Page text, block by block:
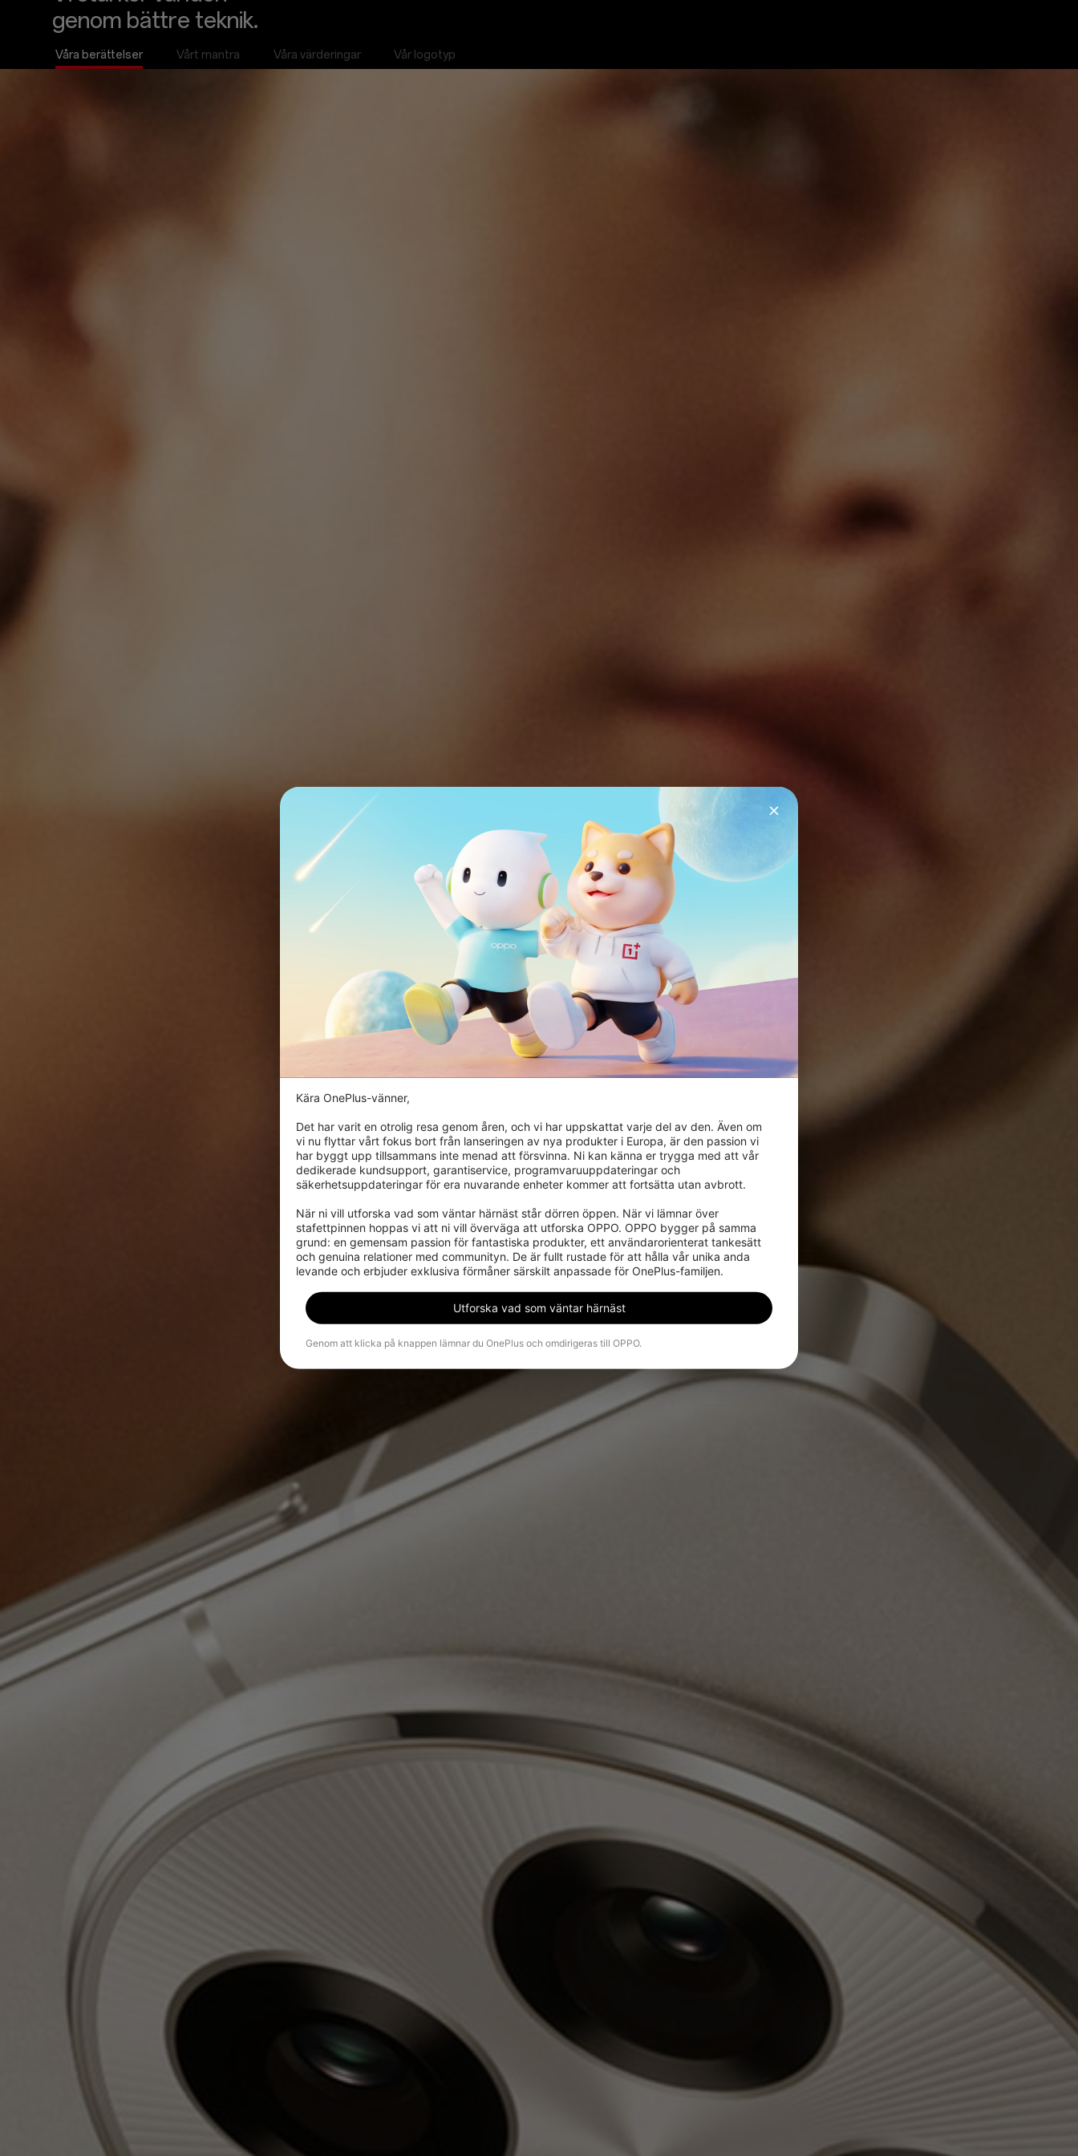
genom bättre teknik.
Våra berättelser Vårt mantra Våra värderingar Vår logotyp
Kära OnePlus-vänner,
Det har varit en otrolig resa genom åren, och vi har uppskattat varje del av den. Även om
vi nu flyttar vårt fokus bort från lanseringen av nya produkter i Europa, är den passion vi
har byggt upp tillsammans inte menad att försvinna. Ni kan känna er trygga med att vår
dedikerade kundsupport, garantiservice, programvaruuppdateringar och
säkerhetsuppdateringar för era nuvarande enheter kommer att fortsätta utan avbrott.
När ni vill utforska vad som väntar härnäst står dörren öppen. När vi lämnar över
stafettpinnen hoppas vi att ni vill överväga att utforska OPPO. OPPO bygger på samma
grund: en gemensam passion för fantastiska produkter, ett användarorienterat tankesätt
och genuina relationer med communityn. De är fullt rustade för att hålla vår unika anda
levande och erbjuder exklusiva förmåner särskilt anpassade för OnePlus-familjen.
Utforska vad som väntar härnäst
Genom att klicka på knappen lämnar du OnePlus och omdirigeras till OPPO.